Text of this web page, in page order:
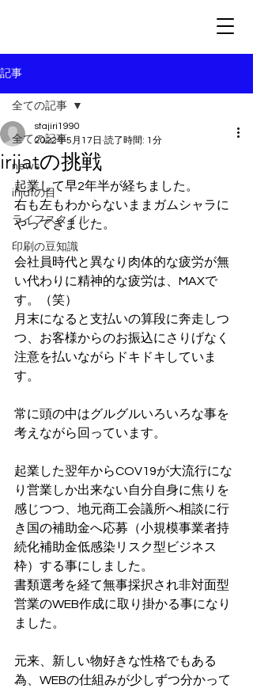
記事
全ての記事
news
irijatの目
ライフスタイル
印刷の豆知識
全ての記事
irijatの挑戦
stajiri1990
2022年5月17日 読了時間: 1分
起業して早2年半が経ちました。
右も左もわからないままガムシャラに
やってきました。
会社員時代と異なり肉体的な疲労が無
い代わりに精神的な疲労は、MAXで
す。（笑）
月末になると支払いの算段に奔走しつ
つ、お客様からのお振込にさりげなく
注意を払いながらドキドキしていま
す。
常に頭の中はグルグルいろいろな事を
考えながら回っています。
起業した翌年からCOV19が大流行にな
り営業しか出来ない自分自身に焦りを
感じつつ、地元商工会議所へ相談に行
き国の補助金へ応募（小規模事業者持
続化補助金低感染リスク型ビジネス
枠）する事にしました。
書類選考を経て無事採択され非対面型
営業のWEB作成に取り掛かる事になり
ました。
元来、新しい物好きな性格でもある
為、WEBの仕組みが少しずつ分かって